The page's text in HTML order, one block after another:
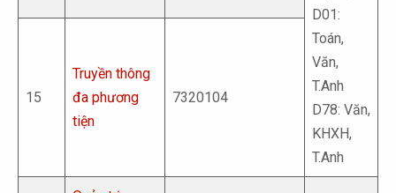
D01:
Toán,
Văn,
T.Anh
D78: Văn,
KHXH,
T.Anh
15
Truyền thông
đa phương
tiện
7320104